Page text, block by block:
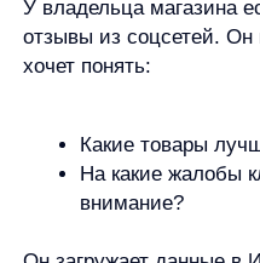
Вместо ручного чтения 15
он скидывает их в ИИ и
Результат:
6 упоминаний